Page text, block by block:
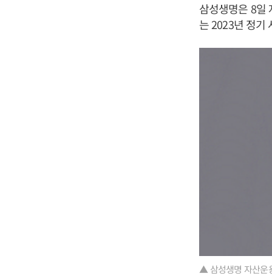
삼성생명은 8일
는 2023년 정기
▲ 삼성생명 자산운